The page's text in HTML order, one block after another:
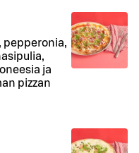
pepperonia,
ja
pizzan